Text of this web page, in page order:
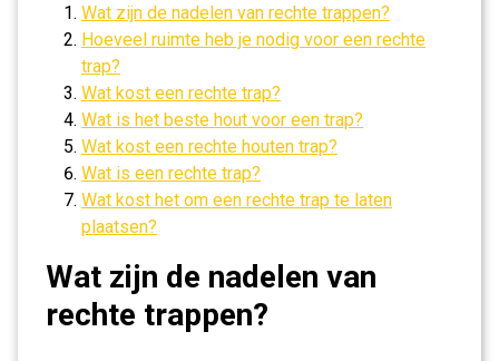
Wat zijn de nadelen van rechte trappen?
Hoeveel ruimte heb je nodig voor een rechte
trap?
Wat kost een rechte trap?
Wat is het beste hout voor een trap?
Wat kost een rechte houten trap?
Wat is een rechte trap?
Wat kost het om een rechte trap te laten
plaatsen?
Wat zijn de nadelen van
rechte trappen?